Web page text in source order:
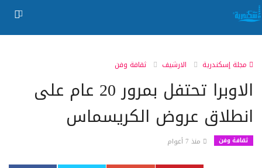
مجلة إسكندرية الارشيف ثقافة وفن
الاوبرا تحتفل بمرور 20 عام على
انطلاق عروض الكريسماس
ثقافة وفن منذ 7 أعوام